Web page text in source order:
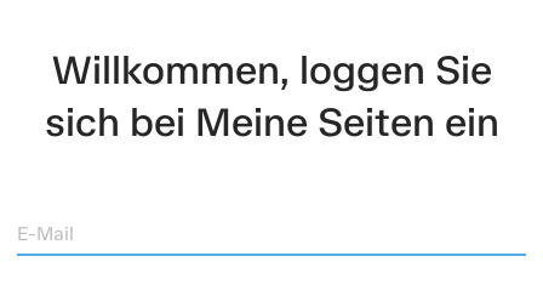
Willkommen, loggen Sie
sich bei Meine Seiten ein
E-Mail